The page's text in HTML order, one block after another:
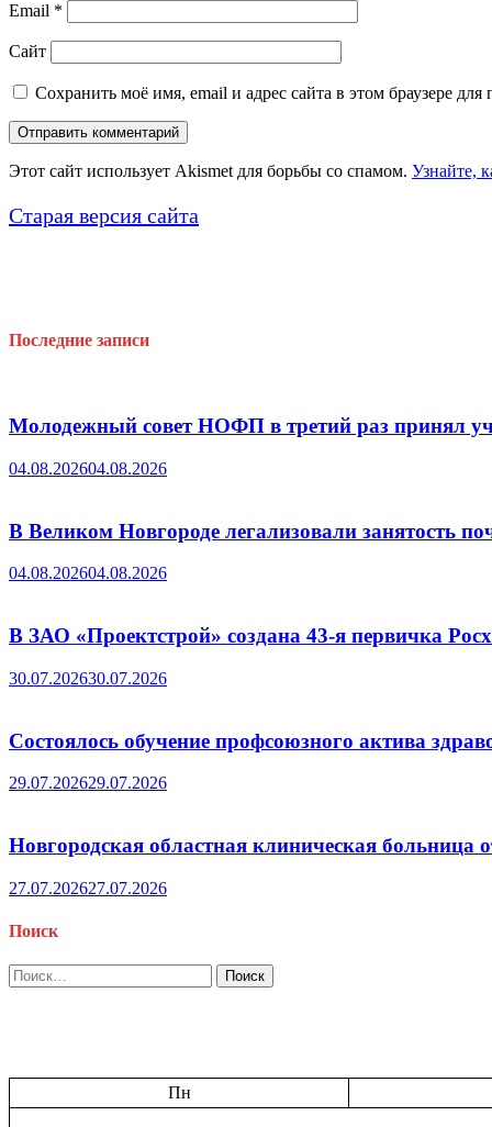
Email *
Сайт
Сохранить моё имя, email и адрес сайта в этом браузере
Этот сайт использует Akismet для борьбы со спамом. Узнайте,
Старая версия сайта
Последние записи
Молодежный совет НОФП в третий раз принял
04.08.202604.08.2026
В Великом Новгороде легализовали занятость
04.08.202604.08.2026
В ЗАО «Проектстрой» создана 43-я первичка
30.07.202630.07.2026
Состоялось обучение профсоюзного актива
29.07.202629.07.2026
Новгородская областная клиническая больница
27.07.202627.07.2026
Поиск
Найти:
Пн